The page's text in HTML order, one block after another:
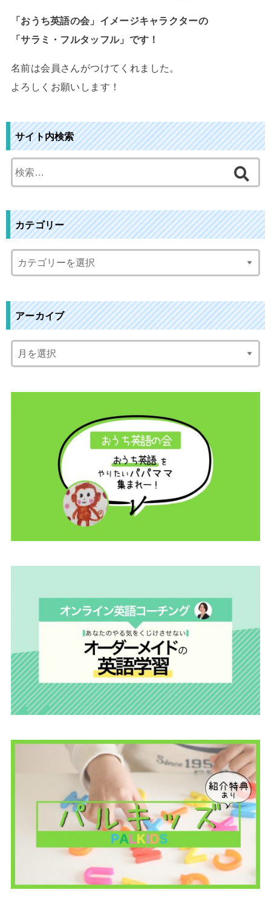
「おうち英語の会」イメージキャラクターの
「サラミ・フルタッフル」です！
名前は会員さんがつけてくれました。
よろしくお願いします！
サイト内検索
索
カテゴリー
アーカイブ